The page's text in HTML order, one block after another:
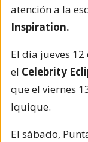
atención a la
Inspiration.
El día jueves
el Celebrity
que el viernes
Iquique.
El sábado,